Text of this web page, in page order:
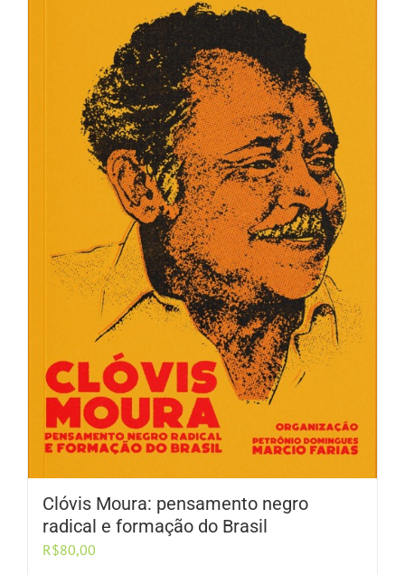
Clóvis Moura: pensamento negro
radical e formação do Brasil
R$80,00